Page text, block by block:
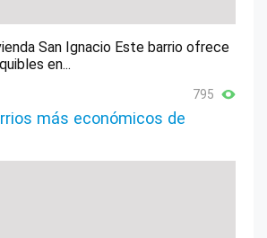
San Ignacio Este barrio ofrece
en...
795
más económicos de